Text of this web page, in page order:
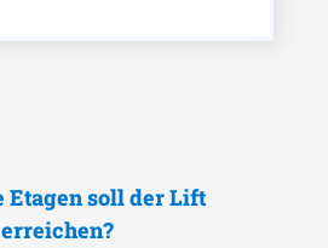
soll der Lift
erreichen?